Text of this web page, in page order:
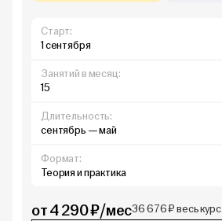
Старт:
1 сентября
Занятий в месяц:
15
Длительность:
сентябрь — май
Формат:
Теория и практика
от 4 290 ₽/мес36 676 ₽ весь курс